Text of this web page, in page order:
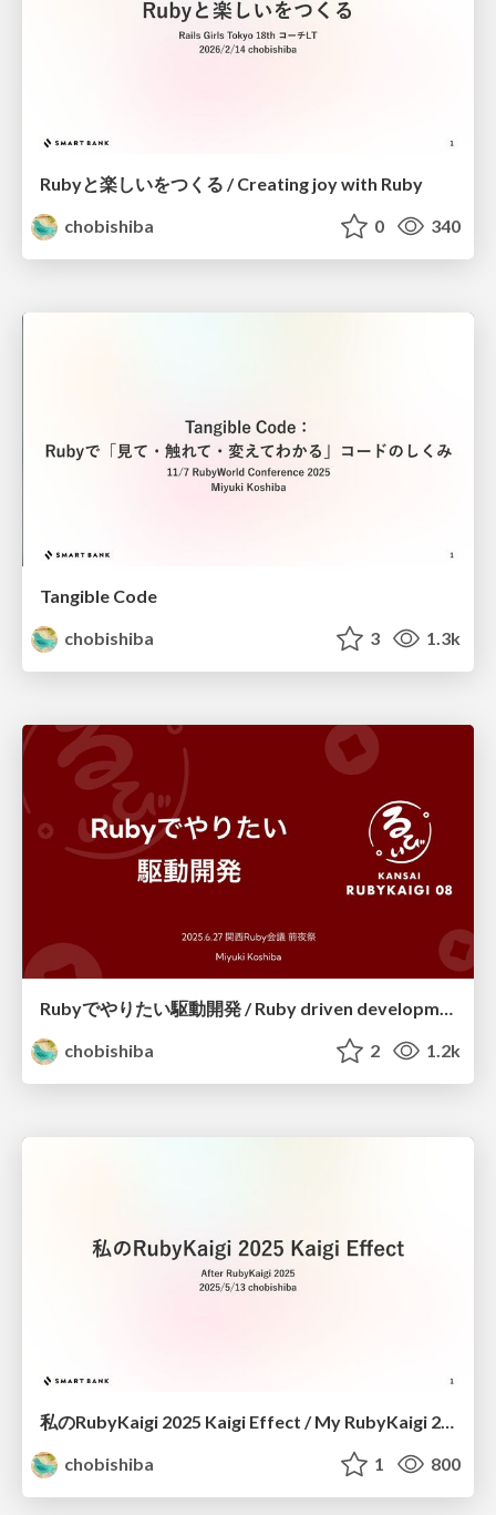
Rubyと楽しいをつくる / Creating joy with Ruby
chobishiba
0 340
Tangible Code
chobishiba
3 1.3k
Rubyでやりたい駆動開発 / Ruby driven development
chobishiba
2 1.2k
私のRubyKaigi 2025 Kaigi Effect / My RubyKaigi 2025 Kaigi Effect
chobishiba
1 800